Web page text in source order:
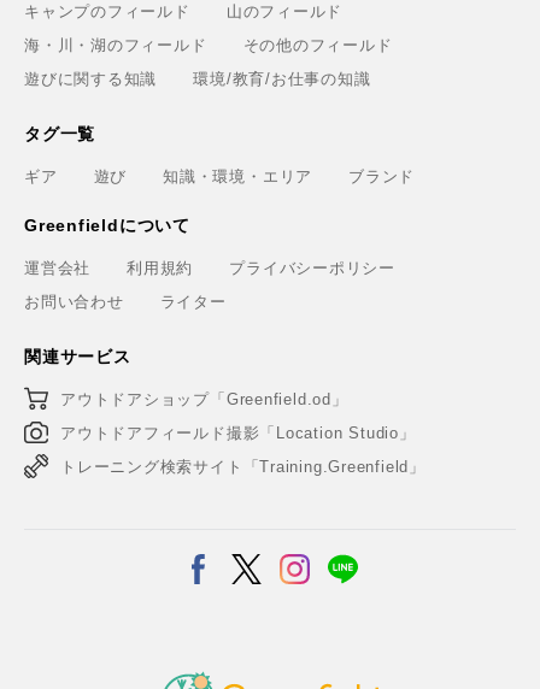
キャンプのフィールド
山のフィールド
海・川・湖のフィールド
その他のフィールド
遊びに関する知識
環境/教育/お仕事の知識
タグ一覧
ギア 遊び 知識・環境・エリア ブランド
Greenfieldについて
運営会社 利用規約
プライバシーポリシー
お問い合わせ
ライター
関連サービス
アウトドアショップ「Greenfield.od」
アウトドアフィールド撮影「Location Studio」
トレーニング検索サイト「Training.Greenfield」